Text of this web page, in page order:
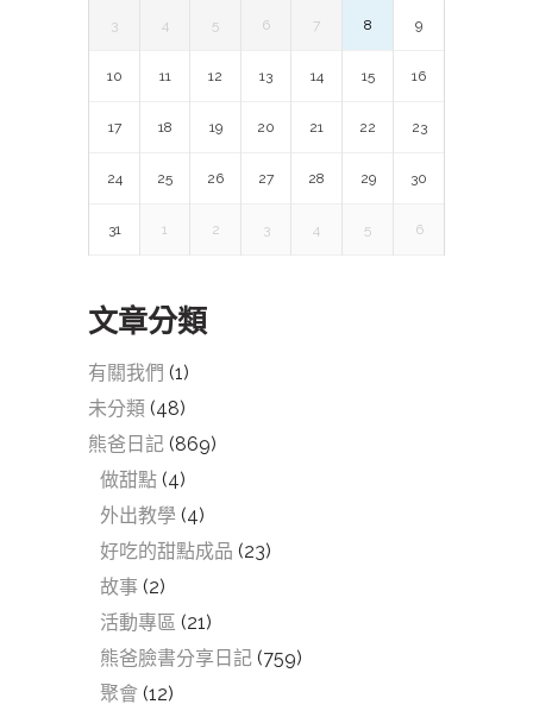
3 4 5 6 7 8 9
10 11 12 13 14 15 16
17 18 19 20 21 22 23
24 25 26 27 28 29 30
31 1 2 3 4 5 6
文章分類
有關我們 (1)
未分類 (48)
熊爸日記 (869)
做甜點 (4)
外出教學 (4)
好吃的甜點成品 (23)
故事 (2)
活動專區 (21)
熊爸臉書分享日記 (759)
聚會 (12)